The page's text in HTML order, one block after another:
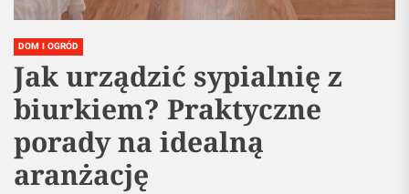
DOM I OGRÓD
Jak urządzić sypialnię z
biurkiem? Praktyczne
porady na idealną
aranżację